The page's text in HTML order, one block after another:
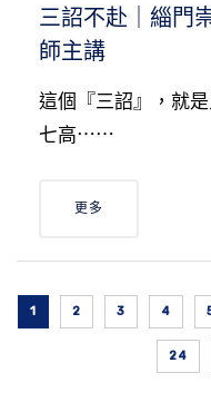
三詔不赴｜緇門
師主講
這個『三詔』，就
七高⋯⋯
更多
1 2 3 4
24